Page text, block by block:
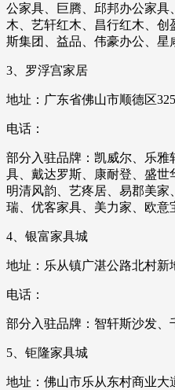
公家具、巨腾、邱邦办公家
木、艺轩红木、昌行红木、
斯集团、益品、伟豪办公、星
3、罗浮宫家居
地址：广东省佛山市顺德区
电话：
部分入驻品牌：凯威尔、乐
具、戴达罗斯、康耐登、盛世
明清风韵、艺疼居、易郡美
瑞、优客家具、美力家、欧意
4、银富家具城
地址：乐从镇广湛公路北村新
电话：
部分入驻品牌：智轩斯沙发、
5、钜隆家具城
地址：佛山市乐从东村商业大